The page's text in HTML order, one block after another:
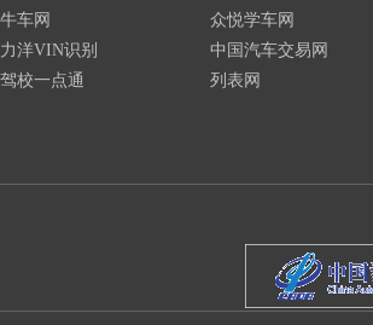
牛车网
力洋VIN识别
驾校一点通
众悦学车网
中国汽车交易网
列表网